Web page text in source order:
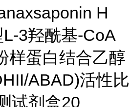
H
3羟酰基-CoA
样蛋白结合乙醇
ABAD)活性比
试剂盒20